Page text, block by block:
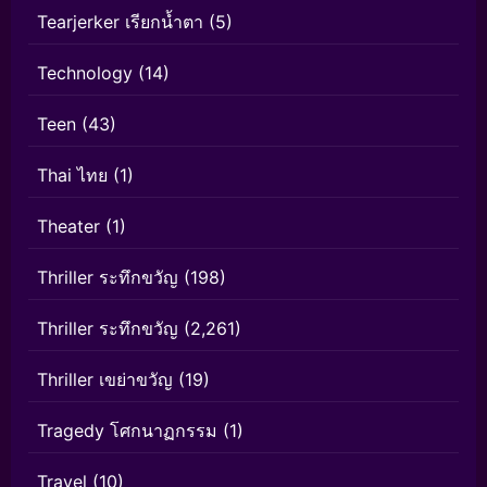
Tearjerker เรียกน้ำตา (5)
Technology (14)
Teen (43)
Thai ไทย (1)
Theater (1)
Thriller ระทึกขวัญ (198)
Thriller ระทึกขวัญ (2,261)
Thriller เขย่าขวัญ (19)
Tragedy โศกนาฏกรรม (1)
Travel (10)